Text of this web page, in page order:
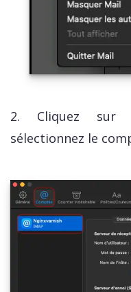
2. Cliquez sur
sélectionnez le